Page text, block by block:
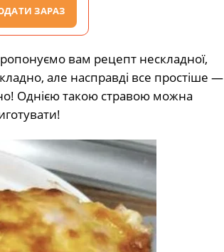
ЗАРАЗ
вам рецепт нескладної,
але насправді все простіше —
Однією такою стравою можна